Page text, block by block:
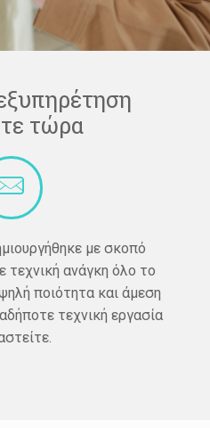
τώρα
με σκοπό
τεχνική ανάγκη όλο το
ποιότητα και άμεση
τεχνική εργασία